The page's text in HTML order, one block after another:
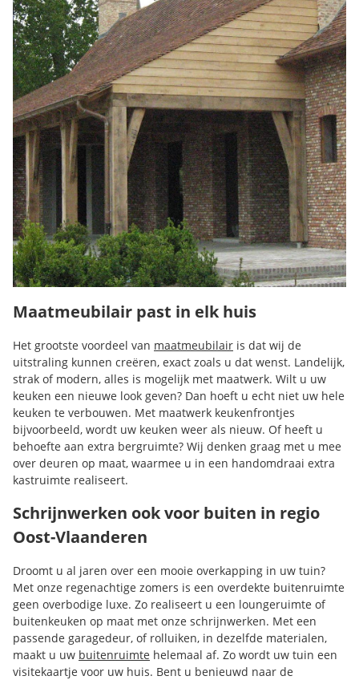
Maatmeubilair past in elk huis
Het grootste voordeel van maatmeubilair is dat wij de
uitstraling kunnen creëren, exact zoals u dat wenst. Landelijk,
strak of modern, alles is mogelijk met maatwerk. Wilt u uw
keuken een nieuwe look geven? Dan hoeft u echt niet uw hele
keuken te verbouwen. Met maatwerk keukenfrontjes
bijvoorbeeld, wordt uw keuken weer als nieuw. Of heeft u
behoefte aan extra bergruimte? Wij denken graag met u mee
over deuren op maat, waarmee u in een handomdraai extra
kastruimte realiseert.
Schrijnwerken ook voor buiten in regio
Oost-Vlaanderen
Droomt u al jaren over een mooie overkapping in uw tuin?
Met onze regenachtige zomers is een overdekte buitenruimte
geen overbodige luxe. Zo realiseert u een loungeruimte of
buitenkeuken op maat met onze schrijnwerken. Met een
passende garagedeur, of rolluiken, in dezelfde materialen,
maakt u uw buitenruimte helemaal af. Zo wordt uw tuin een
visitekaartje voor uw huis. Bent u benieuwd naar de